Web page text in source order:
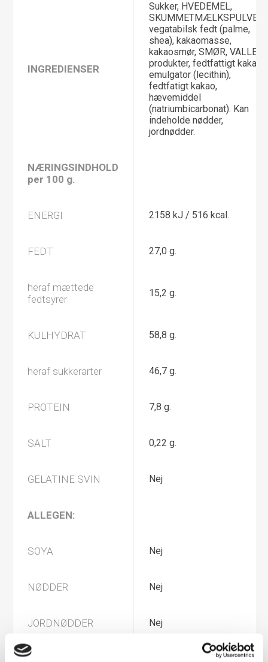
INGREDIENSER
Sukker, HVEDEMEL,
SKUMMETMÆLKSPULVER,
vegatabilsk fedt (palme,
shea), kakaomasse,
kakaosmør, SMØR, VALLE
produkter, fedtfattigt kakao,
emulgator (lecithin),
fedtfatigt kakao,
hævemiddel
(natriumbicarbonat). Kan
indeholde nødder,
jordnødder.
NÆRINGSINDHOLD
per 100 g.
ENERGI 2158 kJ / 516 kcal.
FEDT 27,0 g.
heraf mættede
fedtsyrer
15,2 g.
KULHYDRAT 58,8 g.
heraf sukkerarter 46,7 g.
PROTEIN 7,8 g.
SALT 0,22 g.
GELATINE SVIN Nej
ALLEGEN:
SOYA Nej
NØDDER Nej
JORDNØDDER Nej
MÆLK